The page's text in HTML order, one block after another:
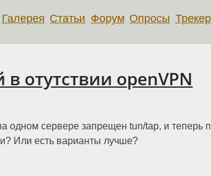
Галерея Статьи Форум Опросы Трекер
отутствии openVPN
одном сервере запрещен tun/tap, и теперь
Или есть варианты лучше?